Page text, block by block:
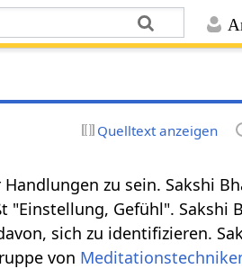
Quelltext anzeigen
zu sein. Sakshi
"Einstellung, Gefühl". Sakshi
sich zu identifizieren.
von